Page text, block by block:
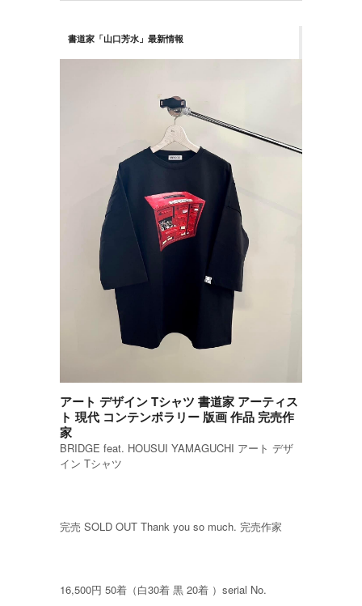
書道家「山口芳水」最新情報
アート デザイン Tシャツ 書道家 アーティス
ト 現代 コンテンポラリー 版画 作品 完売作
家
BRIDGE feat. HOUSUI YAMAGUCHI アート デザ
イン Tシャツ
完売 SOLD OUT Thank you so much. 完売作家
16,500円 50着（白30着 黒 20着 ）serial No.